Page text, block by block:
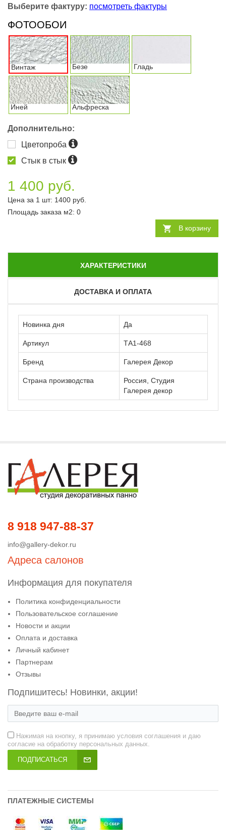
Выберите фактуру: посмотреть фактуры
ФОТООБОИ
Винтаж Безе Гладь
Иней Альфреска
Дополнительно:
Цветопроба
Стык в стык
1 400 руб.
Цена за 1 шт: 1400 руб.
Площадь заказа м2: 0
В корзину
ХАРАКТЕРИСТИКИ
ДОСТАВКА И ОПЛАТА
Новинка дня Да
Артикул ТА1-468
Бренд Галерея Декор
Страна производства
Россия, Студия
Галерея декор
8 918 947-88-37
info@gallery-dekor.ru
Адреса салонов
Информация для покупателя
Политика конфиденциальности
Пользовательское соглашение
Новости и акции
Оплата и доставка
Личный кабинет
Партнерам
Отзывы
Подпишитесь! Новинки, акции!
Нажимая на кнопку, я принимаю условия соглашения и даю
согласие на обработку персональных данных.
ПОДПИСАТЬСЯ
ПЛАТЕЖНЫЕ СИСТЕМЫ